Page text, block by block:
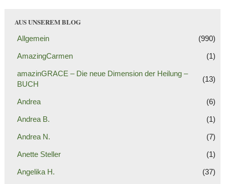
AUS UNSEREM BLOG
Allgemein (990)
AmazingCarmen (1)
amazinGRACE – Die neue Dimension der Heilung –
BUCH
(13)
Andrea (6)
Andrea B. (1)
Andrea N. (7)
Anette Steller (1)
Angelika H. (37)